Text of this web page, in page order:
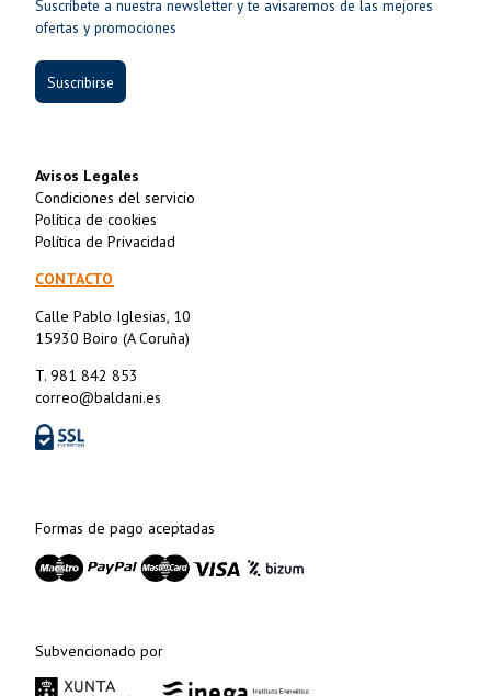
Suscríbete a nuestra newsletter y te avisaremos de las mejores
ofertas y promociones
Suscribirse
Avisos Legales
Condiciones del servicio
Política de cookies
Política de Privacidad
CONTACTO
Calle Pablo Iglesias, 10
15930 Boiro (A Coruña)
T. 981 842 853
correo@baldani.es
Formas de pago aceptadas
Subvencionado por